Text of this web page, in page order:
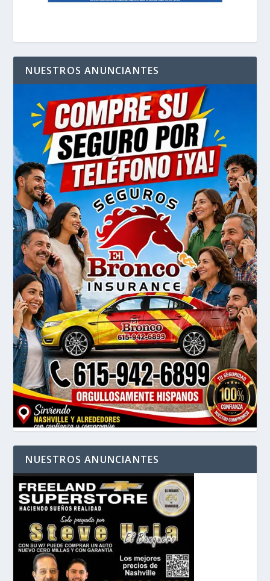
NUESTROS ANUNCIANTES
NUESTROS ANUNCIANTES